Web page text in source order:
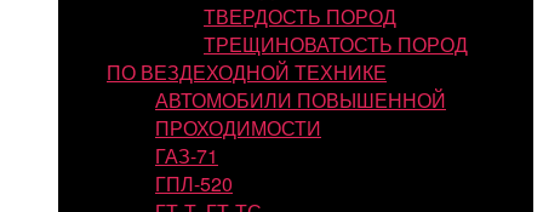
ТВЕРДОСТЬ ПОРОД
ТРЕЩИНОВАТОСТЬ ПОРОД
ПО ВЕЗДЕХОДНОЙ ТЕХНИКЕ
АВТОМОБИЛИ ПОВЫШЕННОЙ
ПРОХОДИМОСТИ
ГАЗ-71
ГПЛ-520